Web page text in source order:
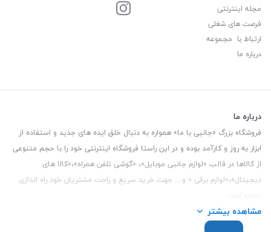
مجله اینترنتی
فرصت های شغلی
ارتباط با مجموعه
درباره ما
درباره ما
فروشگاه بزرگ «جانبی با ما» همواره به دنبال خلق ایده های جدید و استفاده از
ابزار به روز و کارآمد بوده و در این راستا فروشگاه اینترنتی خود را با حجم متنوعی
از کالاها در قالب «لوازم جانبی موبایل»، «گوشی تلفن همراه»،«کالا های
دیجیتال»،«لوازم برقی » و… جهت خرید سریع و راحت مشتریان خود راه اندازی
این فروشگاه تمام تلاش خود را نموده تا کالاهایی با کیفیت و با حداقل قیمت
عرضه نماید.
مشاهده بیشتر